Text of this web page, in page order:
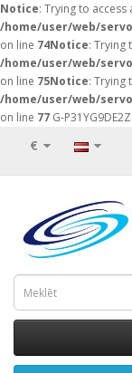
Notice: Trying to
/home/user/web/
on line 74Notice: Trying
/home/user/web/
on line 75Notice: Trying
/home/user/web/
on line 77 G-P31YG9DE2Z
€